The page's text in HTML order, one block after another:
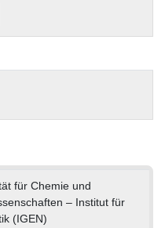
für Chemie und
– Institut für
(IGEN)